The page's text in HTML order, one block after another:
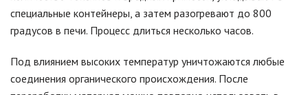
специальные контейнеры, а затем разогревают до 800
градусов в печи. Процесс длиться несколько часов.
Под влиянием высоких температур уничтожаются любые
соединения органического происхождения. После